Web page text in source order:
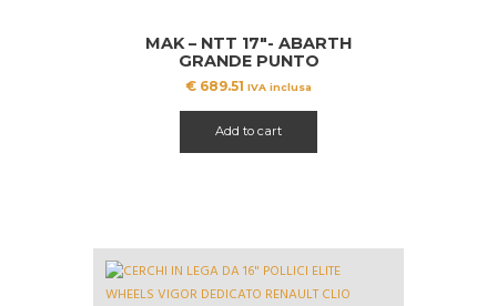
MAK – NTT 17″- ABARTH
GRANDE PUNTO
€ 689.51 IVA inclusa
Add to cart